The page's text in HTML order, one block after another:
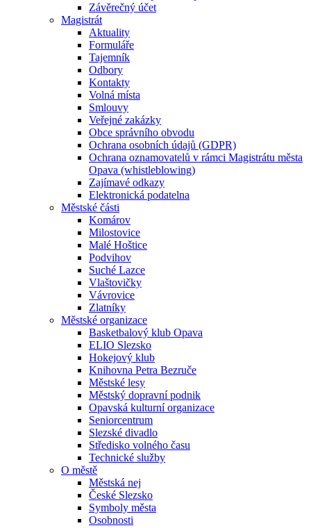
Závěrečný účet
Magistrát
Aktuality
Formuláře
Tajemník
Odbory
Kontakty
Volná místa
Smlouvy
Veřejné zakázky
Obce správního obvodu
Ochrana osobních údajů (GDPR)
Ochrana oznamovatelů v rámci Magistrátu města
Opava (whistleblowing)
Zajímavé odkazy
Elektronická podatelna
Městské části
Komárov
Milostovice
Malé Hoštice
Podvihov
Suché Lazce
Vlaštovičky
Vávrovice
Zlatníky
Městské organizace
Basketbalový klub Opava
ELIO Slezsko
Hokejový klub
Knihovna Petra Bezruče
Městské lesy
Městský dopravní podnik
Opavská kulturní organizace
Seniorcentrum
Slezské divadlo
Středisko volného času
Technické služby
O městě
Městská nej
České Slezsko
Symboly města
Osobnosti